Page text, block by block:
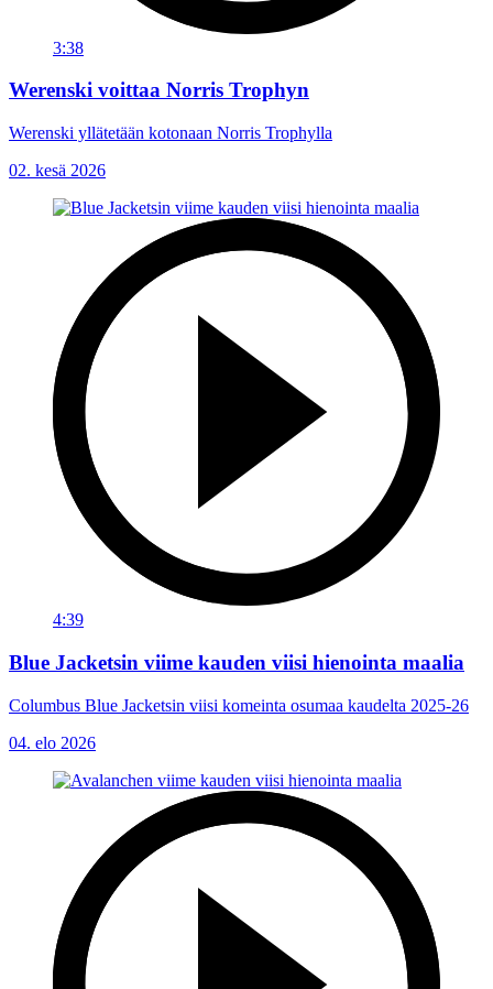
3:38
Werenski voittaa Norris Trophyn
Werenski yllätetään kotonaan Norris Trophylla
02. kesä 2026
4:39
Blue Jacketsin viime kauden viisi hienointa maalia
Columbus Blue Jacketsin viisi komeinta osumaa kaudelta 2025-26
04. elo 2026